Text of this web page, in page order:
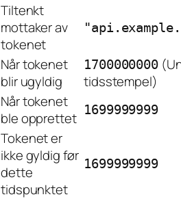
Tiltenkt
mottaker av
tokenet
Når tokenet
blir ugyldig
1700000000
tidsstempel)
Når tokenet
ble opprettet 1699999999
Tokenet er
ikke gyldig før
dette
tidspunktet
1699999999